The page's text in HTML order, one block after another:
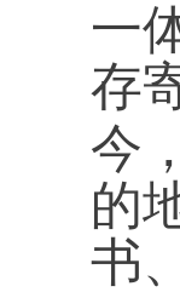
一
存
今
的
书